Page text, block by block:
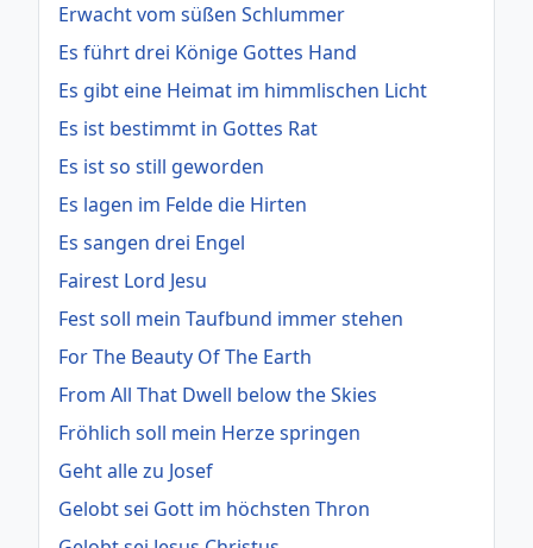
Erwacht vom süßen Schlummer
Es führt drei Könige Gottes Hand
Es gibt eine Heimat im himmlischen Licht
Es ist bestimmt in Gottes Rat
Es ist so still geworden
Es lagen im Felde die Hirten
Es sangen drei Engel
Fairest Lord Jesu
Fest soll mein Taufbund immer stehen
For The Beauty Of The Earth
From All That Dwell below the Skies
Fröhlich soll mein Herze springen
Geht alle zu Josef
Gelobt sei Gott im höchsten Thron